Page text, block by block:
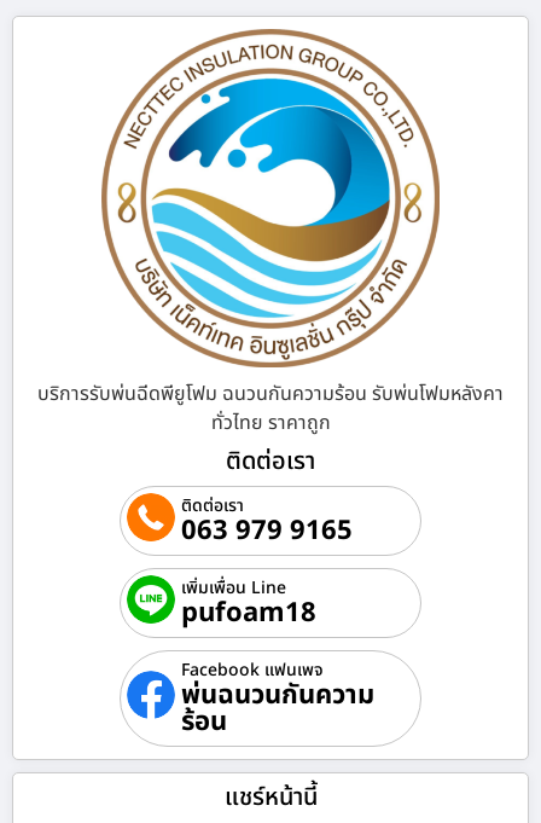
บริการรับพ่นฉีดพียูโฟม ฉนวนกันความร้อน รับพ่นโฟมหลังคา
ทั่วไทย ราคาถูก
ติดต่อเรา
ติดต่อเรา
063 979 9165
เพิ่มเพื่อน Line
pufoam18
Facebook แฟนเพจ
พ่นฉนวนกันความ
ร้อน
แชร์หน้านี้